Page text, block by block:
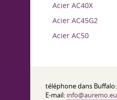
Acier AC40X
Acier AC45G2
Acier AC50
téléphone dans Buffalo:
E-mail: info@auremo.eu